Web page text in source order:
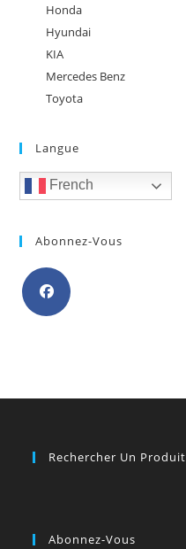
Honda
Hyundai
KIA
Mercedes Benz
Toyota
Langue
French
Abonnez-Vous
Rechercher Un Produit
Abonnez-Vous